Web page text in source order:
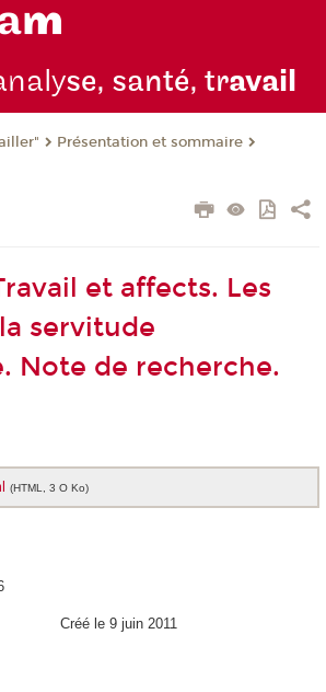
se, santé, travail
Présentation et sommaire
et affects. Les
servitude
Note de recherche.
(HTML, 3 O Ko)
Créé le 9 juin 2011